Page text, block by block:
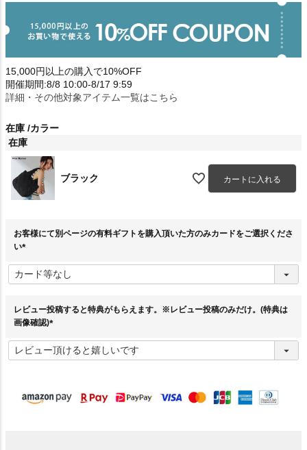
15,000円以上の購入で10%OFF
開催期間:8/8 10:00-8/17 9:59
詳細・その他対象アイテム一覧はこちら
在庫 カラー
在庫
ブラック カートに入れる
お客様にて別ページの有料ギフトを購入頂いた方のみカードをご選択くださ
い
必
須
レビュー投稿すると特典がもらえます。※レビュー投稿のみだけ。(特典は
画像確認)
必
須